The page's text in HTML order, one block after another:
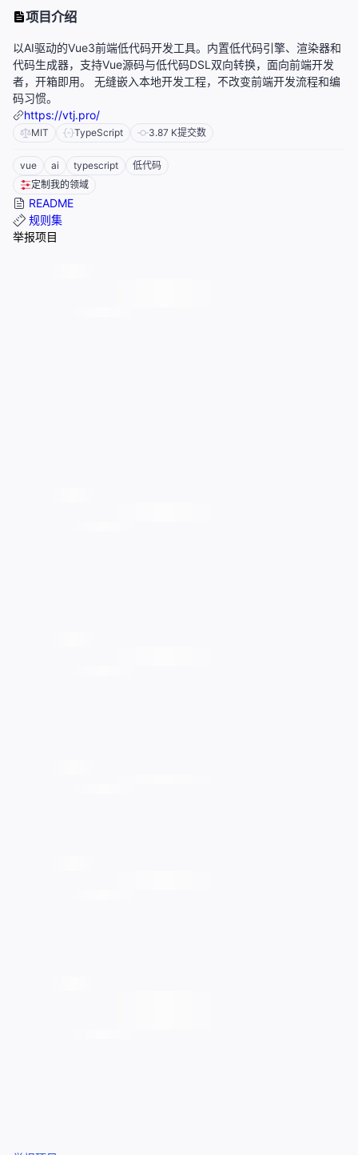
项目介绍
以AI驱动的Vue3前端低代码开发工具。内置低代码引擎、渲染器和
代码生成器，支持Vue源码与低代码DSL双向转换，面向前端开发
者，开箱即用。 无缝嵌入本地开发工程，不改变前端开发流程和编
码习惯。
https://vtj.pro/
MIT TypeScript 3.87 K提交数
vue ai typescript
低代码
定制我的领域
README
规则集
举报项目